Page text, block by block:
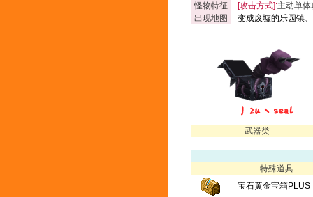
怪物特征
[攻击方式]:主动单体
出现地图
变成废墟的乐园镇、
武器类
特殊道具
宝石黄金宝箱PLUS